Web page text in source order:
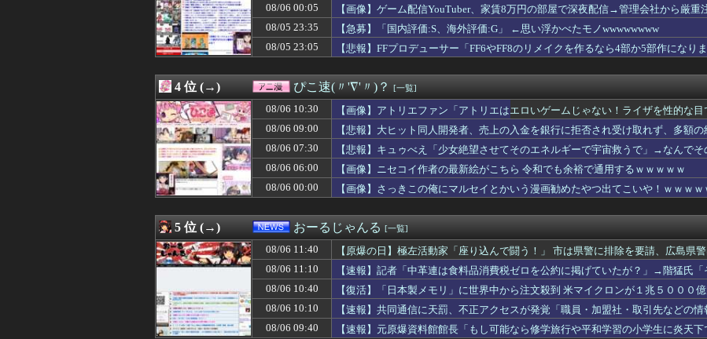
08/06 11:05
シカホワ村上宗隆、通訳なしで普通に会話。コーチ「今10段階で6ぐらい。来た時は...
08/06 11:05
【円介入】岸田文雄元首相､日米の通貨当局が実施した為替介入は｢一時しのぎに過ぎ...
08/06 11:05
【悲報】ピカチュウが大量に半額
08/06 11:04
無職転生のアニメ日常回しか無くてストーリー進まなくね
08/06 11:03
【悲報】「コンビニ馬鹿にすんなよ」のオーナー夫婦、不起訴ｗｗｗｗｗｗｗｗ
08/06 11:02
【パ順位】鷹========猫-公=====檻-/==鴎=========鷲（...
08/06 11:02
【ガンプラ】安くなってるけど…安くはないな
08/06 11:01
【画像】フジテレビ2026入社新人アナウンサーｗｗｗｗｗｗｗｗｗ
08/06 11:01
【悲報】食用コオロギの会社、インターネットのデマのせいで倒産ｗｗｗｗｗｗｗｗｗ...
08/06 11:01
【ウマ娘】この忠犬2匹…どちらも足が速くておばかだな？
08/06 11:00
甲子園初・女性の審判員がデビュー 試合後に涙…「嬉しい気持ちと絶対失敗しちゃい...
08/06 11:00
阪神・神宮、プロ初登板はパーフェクトリリーフ
08/06 11:00
挿れたくなる池田テレサちゃんのお口、我慢できねえってwwwwwww
08/06 11:00
【悲報】大学に通う飼い主の帰りを待つ愛犬が突然落ち込んだ理由⇒直後に届いた『悲...
08/06 11:00
外出時、夫も同意して用事の後に私の行きたい店へ行く予定だった。だが用事が終わる...
08/06 11:00
【悲報】マスコミ、熊本で炊き出し中のへずまりゅう氏に「何でこんなことを？」と質...
08/06 11:00
【セール】レグザの100インチ、シャープAQUOS、パナソニックビエラ、ハイセ...
【前編】部屋の段ボールに隠してあるCDが15枚ほど消えてた。うちでお茶した近所...
08/06 11:00
セクシー女優「熊本に300万円寄付します」 アンチ「汚い金ありがとう♥」
08/06 11:00
【画像】半世紀以上前の母子手帳、迫真すぎて草
08/06 11:00
「何者にもなれなかった結果、○○するのは本当にやめた方がいい。それやっても自分...
08/06 11:00
岸田文雄元首相､円安を阻止するために日米の通貨当局が実施した為替介入は｢一時し...
08/06 00:05
【画像】ゲーム配信YouTuber、家賃8万円の部屋で深夜配信→管理会社から厳重
08/05 23:35
【急募】「国内評価:S、海外評価:G」 ←思い浮かべたモノwwwwwwww
08/05 23:05
【悲報】FFプロデューサー「FF6やFF8のリメイクを作るなら4部か5部作になりま
4 位 (→) ぴこ速(〃'∇'〃)？ [一覧]
08/06 10:30
【画像】アトリエファン「アトリエはエロいゲームじゃない！ライザを性的な目
08/06 09:00
【悲報】大ヒット同人開発者、売上の入金を銀行に拒否され受け取れず、多額
08/06 07:30
【悲報】キュゥべえ「少女絶望させてそのエネルギーで宇宙救うで」→なんで
ｗｗｗ
08/06 06:00
【画像】ニセコイ作者の最新絵がこちら 令和でも余裕で通用するｗｗｗｗｗ
08/06 00:00
【画像】さっきこの俺にマルセイとかいう漫画勧めたやつ出てこいや！ｗｗｗｗ
5 位 (→) おーるじゃんる [一覧]
08/06 11:40
【原爆の日】極左活動家「座り込んで闘う！」 市は県警に排除を要請、広島県
瞬で全員排除
08/06 11:10
【速報】記者「中革連は食料品消費税ゼロを公約に掲げていたが？」→階猛氏「
08/06 10:40
【復活】「日本製メモリ」に世界中から注文殺到 米マイクロンが１兆５０００
08/06 10:10
【速報】共同通信に天罰、不正アクセスが発覚「職員・加盟社・取引先などの情
08/06 09:40
【速報】元原爆資料館館長「もし可能なら修学旅行や平和学習の小学生に炎天